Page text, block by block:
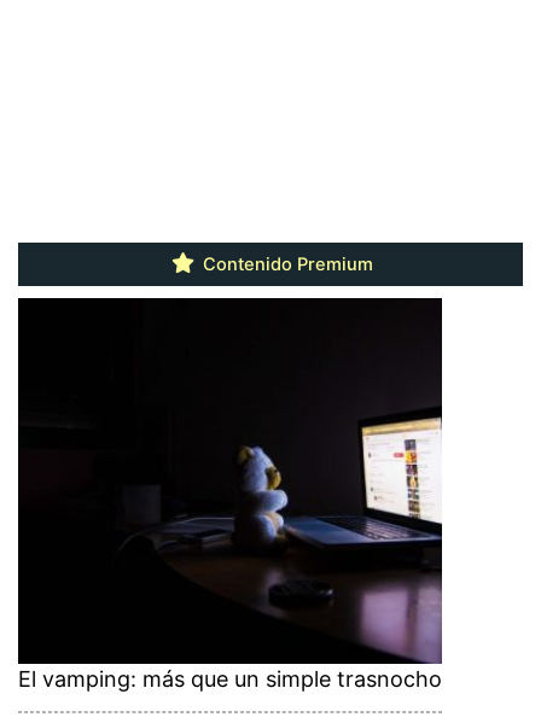
Contenido Premium
El vamping: más que un simple trasnocho